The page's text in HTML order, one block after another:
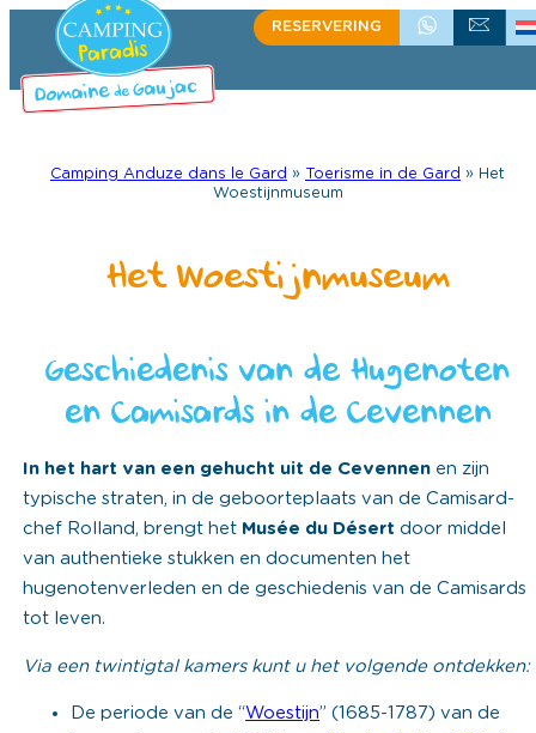
de
inhoud
RESERVERING+33(0)4 66 61 67 57
ÉCRIVEZ-
Camping Anduze dans le Gard » Toerisme in de Gard » Het
Woestijnmuseum
Het Woestijnmuseum
Geschiedenis van de Hugenoten
en Camisards in de Cevennen
In het hart van een gehucht uit de Cevennen en zijn
typische straten, in de geboorteplaats van de Camisard-
chef Rolland, brengt het Musée du Désert door middel
van authentieke stukken en documenten het
hugenotenverleden en de geschiedenis van de Camisards
tot leven.
Via een twintigtal kamers kunt u het volgende ontdekken:
De periode van de “Woestijn” (1685-1787) van de